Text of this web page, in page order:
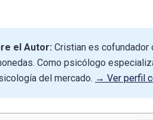
el Autor: Cristian es cofundador
Como psicólogo
del mercado. → Ver perfil